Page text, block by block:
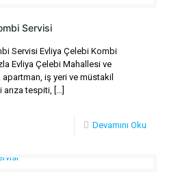
Servisi
Servisi Evliya Çelebi Kombi
Evliya Çelebi Mahallesi ve
iş yeri ve müstakil
tespiti, […]
Devamını Oku